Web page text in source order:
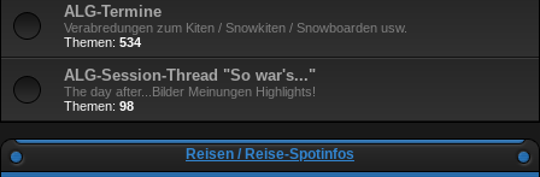
ALG-Termine
Verabredungen zum Kiten / Snowkiten / Snowboarden usw.
Themen: 534
ALG-Session-Thread "So war's..."
The day after...Bilder Meinungen Highlights!
Themen: 98
Reisen / Reise-Spotinfos